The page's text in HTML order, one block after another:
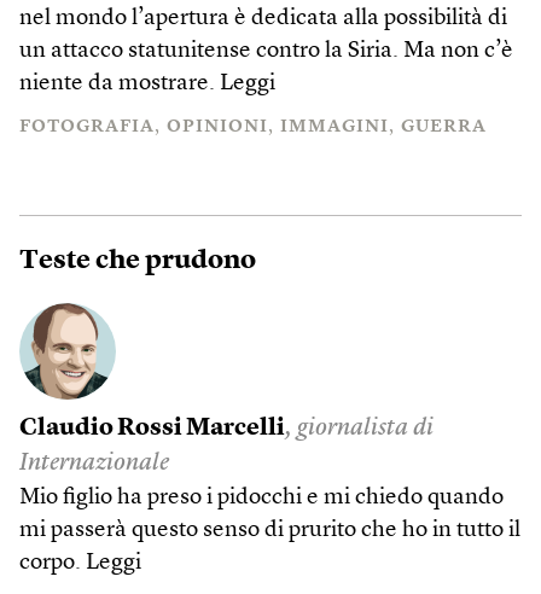
nel mondo l’apertura è dedicata alla possibilità di
un attacco statunitense contro la Siria. Ma non c’è
niente da mostrare. Leggi
FOTOGRAFIA OPINIONI IMMAGINI GUERRA
Teste che prudono
Claudio Rossi Marcelli, giornalista di
Internazionale
Mio figlio ha preso i pidocchi e mi chiedo quando
mi passerà questo senso di prurito che ho in tutto il
corpo. Leggi